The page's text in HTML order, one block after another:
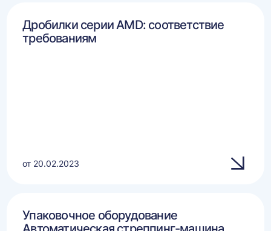
Дробилки серии AMD: соответствие
требованиям
от 20.02.2023
Упаковочное оборудование